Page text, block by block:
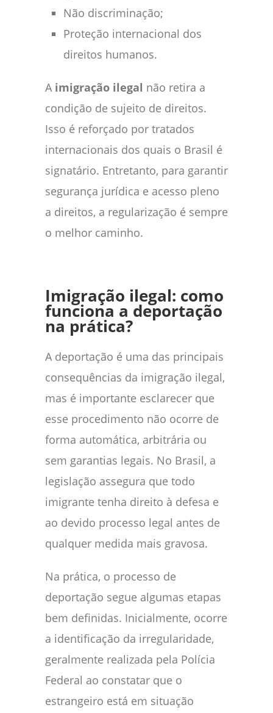
Não discriminação;
Proteção internacional dos
direitos humanos.
A imigração ilegal não retira a
condição de sujeito de direitos.
Isso é reforçado por tratados
internacionais dos quais o Brasil é
signatário. Entretanto, para garantir
segurança jurídica e acesso pleno
a direitos, a regularização é sempre
o melhor caminho.
Imigração ilegal: como
funciona a deportação
na prática?
A deportação é uma das principais
consequências da imigração ilegal,
mas é importante esclarecer que
esse procedimento não ocorre de
forma automática, arbitrária ou
sem garantias legais. No Brasil, a
legislação assegura que todo
imigrante tenha direito à defesa e
ao devido processo legal antes de
qualquer medida mais gravosa.
Na prática, o processo de
deportação segue algumas etapas
bem definidas. Inicialmente, ocorre
a identificação da irregularidade,
geralmente realizada pela Polícia
Federal ao constatar que o
estrangeiro está em situação